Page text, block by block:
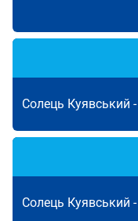
Солець Куявський -
Солець Куявський -